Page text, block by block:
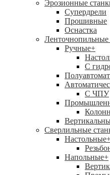
Эрозионные
Супердрели
Прошивные
Оснастка
Ленточнопильные
Ручные+
С
С ЧПУ
Сверлильные
Настольные
Напольные+